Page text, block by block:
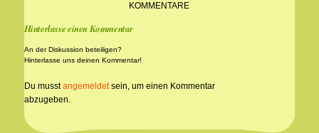
KOMMENTARE
Hinterlasse einen Kommentar
An der Diskussion beteiligen?
Hinterlasse uns deinen Kommentar!
Du musstangemeldetsein, um einen Kommentar
abzugeben.